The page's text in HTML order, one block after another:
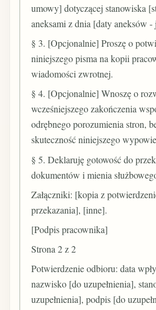
umowy] dotyczącej stanowiska
aneksami z dnia [daty aneksów -
§ 3. [Opcjonalnie] Proszę o
niniejszego pisma na kopii
wiadomości zwrotnej.
§ 4. [Opcjonalnie] Wnoszę o
wcześniejszego zakończenia
odrębnego porozumienia stron,
skuteczność niniejszego
§ 5. Deklaruję gotowość do
dokumentów i mienia
Załączniki: [kopia z
przekazania], [inne].
[Podpis pracownika]
Strona 2 z 2
Potwierdzenie odbioru: data
nazwisko [do uzupełnienia],
uzupełnienia], podpis [do